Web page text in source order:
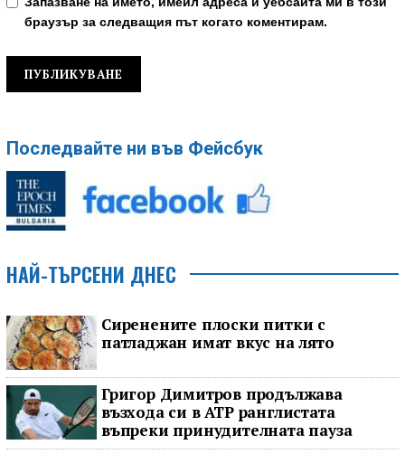
браузър за следващия път когато коментирам.
Последвайте ни във Фейсбук
НАЙ-ТЪРСЕНИ ДНЕС
Сиренените плоски питки с
патладжан имат вкус на лято
Григор Димитров продължава
възхода си в ATP ранглистата
въпреки принудителната пауза